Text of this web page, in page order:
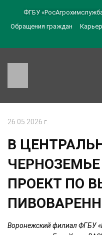
ФГБУ
Обращения граждан
26.05.2026 г.
В
ПРОЕКТ ПО
Воронежский филиал ФГБУ